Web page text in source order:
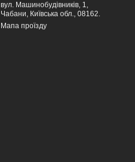
вул. Машинобудівників, 1,
Чабани, Київська обл., 08162.
Мапа проїзду